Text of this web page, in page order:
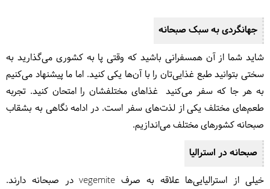
جهانگردی به سبک صبحانه
شاید شما از آن همسفرانی باشید که وقتی پا به کشوری می‌‌گذارید به
سختی بتوانید طبع غذایی‌تان را با آن‌ها یکی کنید. اما ما پیشنهاد می‌کنیم
به هر جا که سفر می‌کنید غذاهای مختلفشان را امتحان کنید. تجربه‌‌
طعم‌های مختلف یکی از لذت‌های سفر است. در ادامه نگاهی به بشقاب
صبحانه‌ کشورهای مختلف می‌اندازیم.
صبحانه در استرالیا
خیلی از استرالیایی‌ها علاقه به صرف vegemite در صبحانه دارند.